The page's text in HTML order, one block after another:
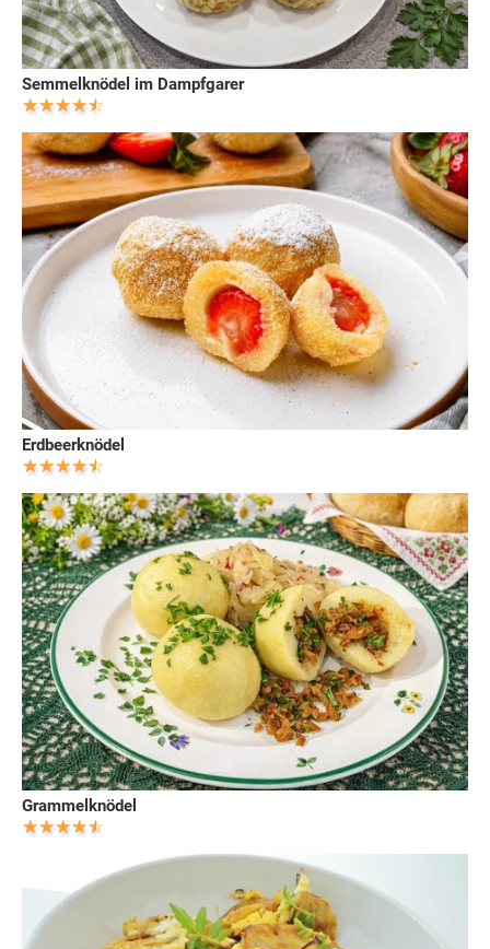
Semmelknödel im Dampfgarer
Erdbeerknödel
Grammelknödel